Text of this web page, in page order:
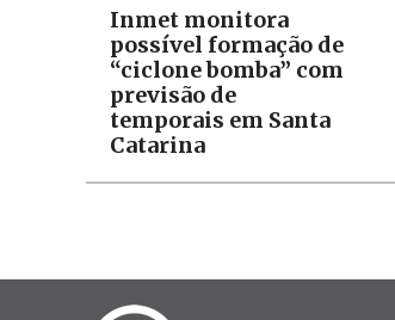
Inmet monitora
possível formação de
“ciclone bomba” com
previsão de
temporais em Santa
Catarina